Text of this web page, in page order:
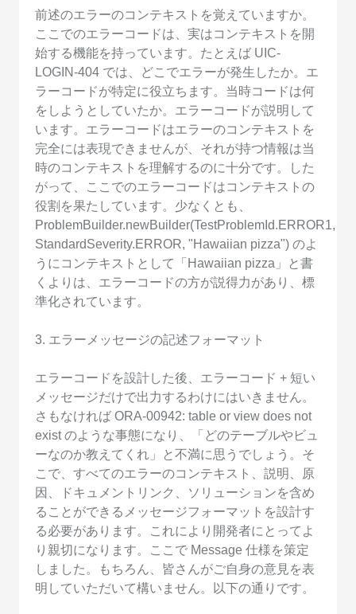
前述のエラーのコンテキストを覚えていますか。
ここでのエラーコードは、実はコンテキストを開
始する機能を持っています。たとえば UIC-
LOGIN-404 では、どこでエラーが発生したか。エ
ラーコードが特定に役立ちます。当時コードは何
をしようとしていたか。エラーコードが説明して
います。エラーコードはエラーのコンテキストを
完全には表現できませんが、それが持つ情報は当
時のコンテキストを理解するのに十分です。した
がって、ここでのエラーコードはコンテキストの
役割を果たしています。少なくとも、
ProblemBuilder.newBuilder(TestProblemId.ERROR1,
StandardSeverity.ERROR, "Hawaiian pizza") のよ
うにコンテキストとして「Hawaiian pizza」と書
くよりは、エラーコードの方が説得力があり、標
準化されています。
3. エラーメッセージの記述フォーマット
エラーコードを設計した後、エラーコード + 短い
メッセージだけで出力するわけにはいきません。
さもなければ ORA-00942: table or view does not
exist のような事態になり、「どのテーブルやビュ
ーなのか教えてくれ」と不満に思うでしょう。そ
こで、すべてのエラーのコンテキスト、説明、原
因、ドキュメントリンク、ソリューションを含め
ることができるメッセージフォーマットを設計す
る必要があります。これにより開発者にとってよ
り親切になります。ここで Message 仕様を策定
しました。もちろん、皆さんがご自身の意見を表
明していただいて構いません。以下の通りです。